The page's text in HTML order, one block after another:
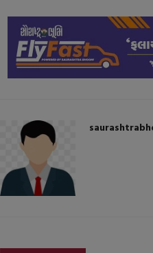
રિઝર્વ કોચમાં
saurashtrabhoomi Aug 6, 2026